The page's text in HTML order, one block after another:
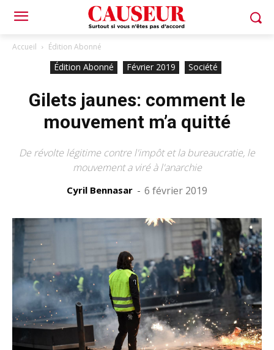
Accueil Édition Abonné
Édition Abonné Février 2019 Société
Gilets jaunes: comment le
mouvement m’a quitté
De révolte légitime contre l'impôt et la bureaucratie, le
mouvement a viré à l'anarchie
Cyril Bennasar - 6 février 2019